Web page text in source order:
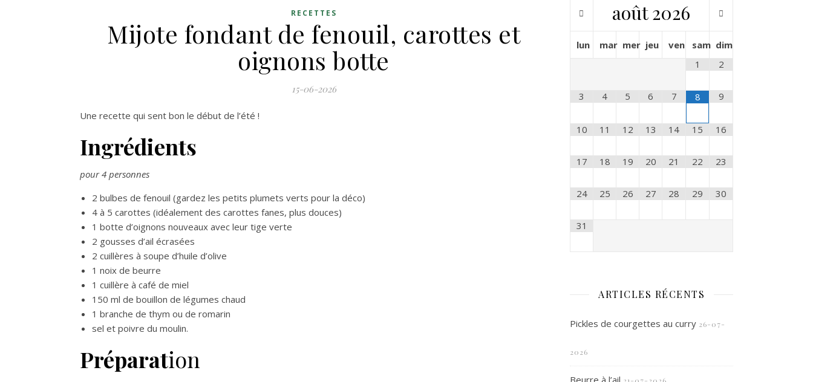
RECETTES
Mijote fondant de fenouil, carottes et
oignons botte
15-06-2026
Une recette qui sent bon le début de l’été !
Ingrédients
pour 4 personnes
2 bulbes de fenouil (gardez les petits plumets verts pour la déco)
4 à 5 carottes (idéalement des carottes fanes, plus douces)
1 botte d’oignons nouveaux avec leur tige verte
2 gousses d’ail écrasées
2 cuillères à soupe d’huile d’olive
1 noix de beurre
1 cuillère à café de miel
150 ml de bouillon de légumes chaud
1 branche de thym ou de romarin
sel et poivre du moulin.
Préparation
août 2026
lun mar mer jeu ven sam dim
1
2
3 4 5 6 7 8 9
10 11 12 13 14 15 16
17 18 19 20 21 22 23
24 25 26 27 28 29 30
31
ARTICLES RÉCENTS
Pickles de courgettes au curry 26-07-
2026
Beurre à l’ail